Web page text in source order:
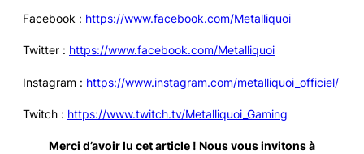
Facebook : https://www.facebook.com/Metalliquoi
Twitter : https://www.facebook.com/Metalliquoi
Instagram : https://www.instagram.com/metalliquoi_officiel/
Twitch : https://www.twitch.tv/Metalliquoi_Gaming
Merci d’avoir lu cet article ! Nous vous invitons à